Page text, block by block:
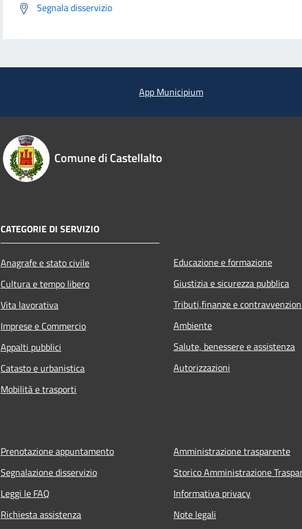
Segnala disservizio
App Municipium
Comune di Castellalto
CATEGORIE DI SERVIZIO
Anagrafe e stato civile
Cultura e tempo libero
Vita lavorativa
Imprese e Commercio
Appalti pubblici
Catasto e urbanistica
Mobilità e trasporti
Educazione e formazione
Giustizia e sicurezza pubblica
Tributi,finanze e
Ambiente
Salute, benessere e assistenza
Autorizzazioni
Prenotazione appuntamento
Segnalazione disservizio
Leggi le FAQ
Richiesta assistenza
Amministrazione trasparente
Storico Amministrazione
Informativa privacy
Note legali